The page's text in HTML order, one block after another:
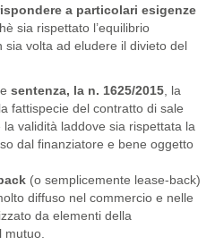
a particolari esigenze
sia rispettato l’equilibrio
sia volta ad eludere il divieto del
sentenza, la n. 1625/2015 , la
fattispecie del contratto di sale
validità laddove sia rispettata la
dal finanziatore e bene oggetto
(o semplicemente lease-back)
diffuso nel commercio e nelle
da elementi della